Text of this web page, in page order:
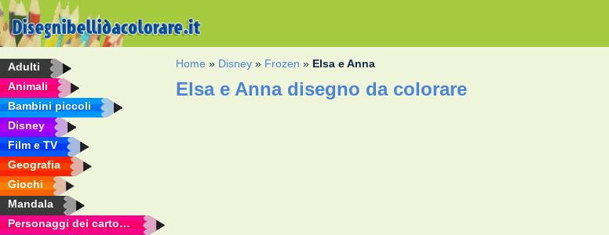
Adulti
Animali
Bambini piccoli
Disney
Film e TV
Geografia
Giochi
Mandala
Personaggi dei cartoni animati
Home » Disney » Frozen » Elsa e Anna
Elsa e Anna disegno da colorare